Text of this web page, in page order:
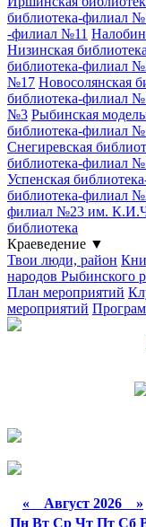
библиотека-филиал
-филиал №11
Низинская
библиотека-филиал
№17 Новосолянская
библиотека-филиал
№3 Рыбинская
библиотека-филиал
Снегиревская
библиотека-филиал
Успенская
библиотека-филиал
филиал №23 им.
библиотека
Краеведение ▼
Твои люди, район
народов Рыбинского
План мероприятий
мероприятий
« Август 2026 »
Пн Вт Ср Чт Пт Сб